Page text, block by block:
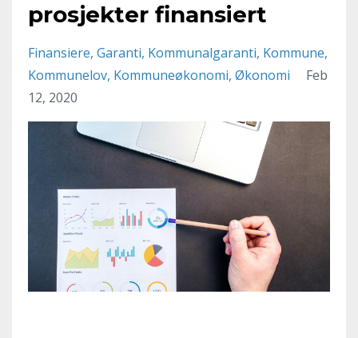
prosjekter finansiert
Finansiere Garanti Kommunalgaranti Kommune
Kommunelov Kommuneøkonomi Økonomi
Feb
12, 2020